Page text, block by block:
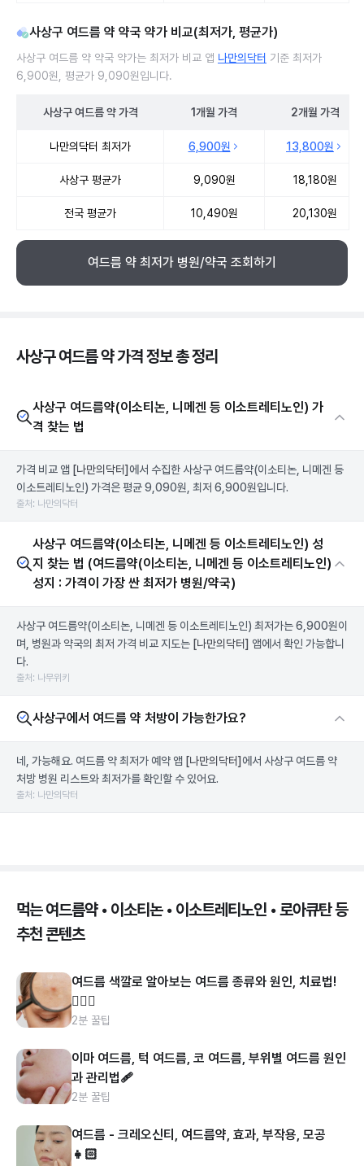
사상구 여드름 약 약국 약가 비교(최저가, 평균가)
사상구 여드름 약 약국 약가는 최저가 비교 앱 나만의닥터 기준 최저가
6,900원, 평균가 9,090원입니다.
사상구 여드름 약가격 1개월 가격 2개월 가격
나만의닥터 최저가 6,900원 13,800원
사상구 평균가 9,090원 18,180원
전국 평균가 10,490원 20,130원
여드름 약 최저가 병원/약국 조회하기
사상구 여드름 약 가격 정보 총 정리
사상구 여드름약(이소티논, 니메겐 등 이소트레티노인) 가
격 찾는 법
가격 비교 앱 [나만의닥터] 에서 수집한 사상구 여드름약(이소티논, 니메겐 등
이소트레티노인) 가격은 평균 9,090원, 최저 6,900원입니다.
출처: 나만의닥터
사상구 여드름약(이소티논, 니메겐 등 이소트레티노인) 성
지 찾는 법 (여드름약(이소티논, 니메겐 등 이소트레티노인)
성지 : 가격이 가장 싼 최저가 병원/약국)
사상구 여드름약(이소티논, 니메겐 등 이소트레티노인) 최저가는 6,900원이
며, 병원과 약국의 최저 가격 비교 지도는 [나만의닥터] 앱에서 확인 가능합니
다.
출처: 나무위키
사상구에서 여드름 약 처방이 가능한가요?
네, 가능해요. 여드름 약 최저가 예약 앱 [나만의닥터] 에서 사상구 여드름 약
처방 병원 리스트와 최저가를 확인할 수 있어요.
출처: 나만의닥터
먹는 여드름약 • 이소티논 • 이소트레티노인 • 로아큐탄 등
추천 콘텐츠
여드름 색깔로 알아보는 여드름 종류와 원인, 치료법!
👩🏻‍⚕️
2분 꿀팁
이마 여드름, 턱 여드름, 코 여드름, 부위별 여드름 원인
과 관리법🩹
2분 꿀팁
여드름 - 크레오신티, 여드름약, 효과, 부작용, 모공
👧🏻